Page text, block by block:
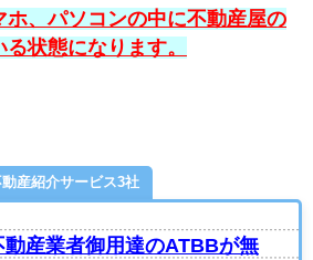
、パソコンの中に不動産屋の
状態になります。
産紹介サービス3社
産業者御用達のATBBが無